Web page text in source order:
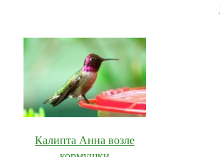
Калипта Анна возле